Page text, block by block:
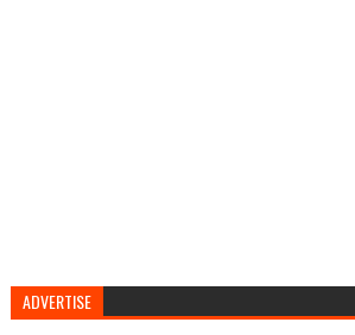
ADVERTISE